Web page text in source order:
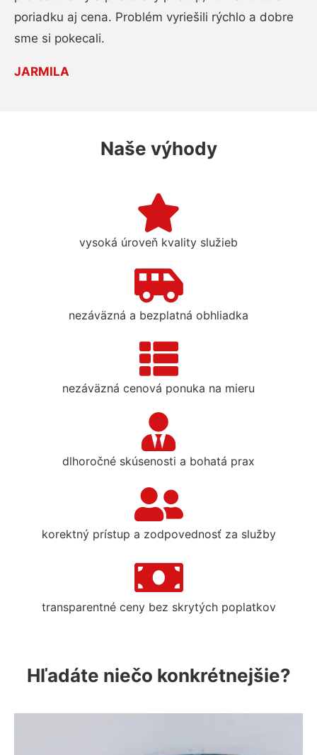
poriadku aj cena. Problém vyriešili rýchlo a dobre
sme si pokecali.
JARMILA
Naše výhody
vysoká úroveň kvality služieb
nezáväzná a bezplatná obhliadka
nezáväzná cenová ponuka na mieru
dlhoročné skúsenosti a bohatá prax
korektný prístup a zodpovednosť za služby
transparentné ceny bez skrytých poplatkov
Hľadáte niečo konkrétnejšie?